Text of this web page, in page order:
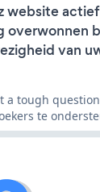
website
overwonnen
van
a tough
te